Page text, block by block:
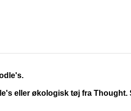
eller økologisk tøj fra